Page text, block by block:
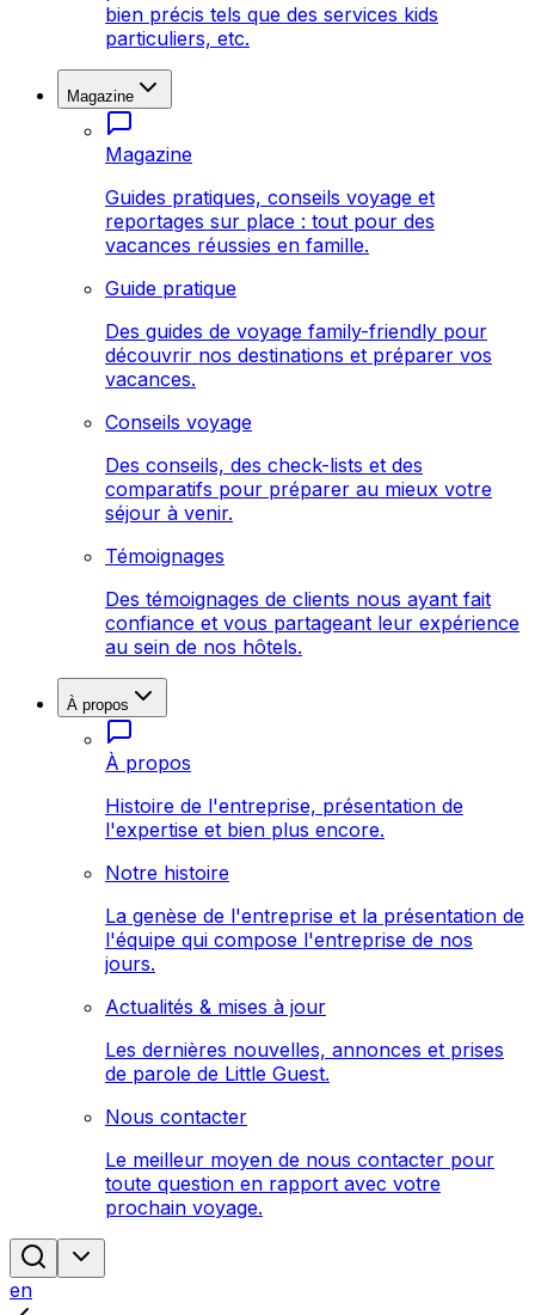
bien précis tels que des services kids
particuliers, etc.
Magazine
Magazine
Guides pratiques, conseils voyage et
reportages sur place : tout pour des
vacances réussies en famille.
Guide pratique
Des guides de voyage family-friendly pour
découvrir nos destinations et préparer vos
vacances.
Conseils voyage
Des conseils, des check-lists et des
comparatifs pour préparer au mieux votre
séjour à venir.
Témoignages
Des témoignages de clients nous ayant fait
confiance et vous partageant leur expérience
au sein de nos hôtels.
À propos
À propos
Histoire de l'entreprise, présentation de
l'expertise et bien plus encore.
Notre histoire
La genèse de l'entreprise et la présentation de
l'équipe qui compose l'entreprise de nos
jours.
Actualités & mises à jour
Les dernières nouvelles, annonces et prises
de parole de Little Guest.
Nous contacter
Le meilleur moyen de nous contacter pour
toute question en rapport avec votre
prochain voyage.
en